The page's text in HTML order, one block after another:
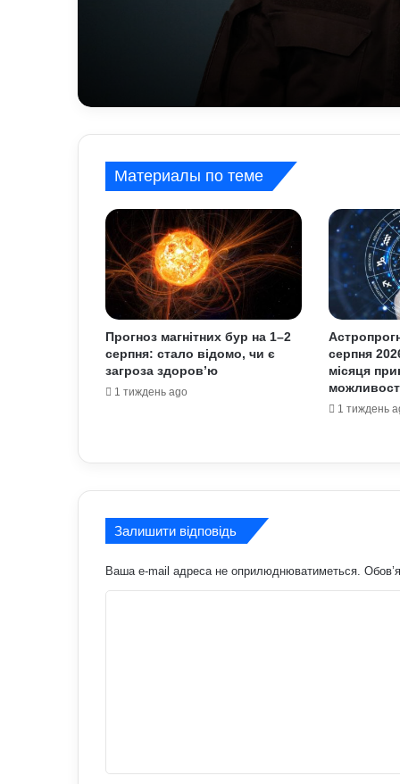
він отримав
Материалы по теме
Прогноз магнітних бур на 1–2
серпня: стало відомо, чи є
загроза здоров’ю
1 тиждень ago
серпня
місяця
1 тиждень
Залишити відповідь
Ваша e-mail адреса не оприлюднюватиметься.